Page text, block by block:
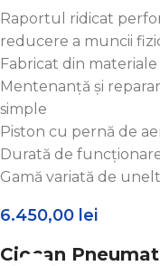
Raportul ridicat
reducere a muncii
Fabricat din
Mentenanță și
simple
Piston cu pernă de
Durată de
Gamă variată de
6.450,00 lei
Ciocan